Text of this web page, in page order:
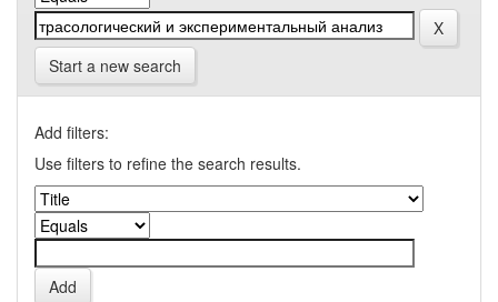
Start a new search
Add filters:
Use filters to refine the search results.